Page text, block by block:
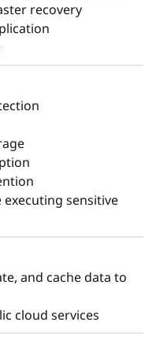
recovery
sensitive
and cache data to
cloud services